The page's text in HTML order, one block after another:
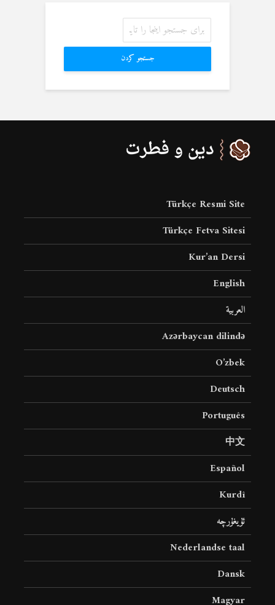
جستجو کردن
Türkçe Resmi Site
Türkçe Fetva Sitesi
Kur’an Dersi
English
العربية
Azərbaycan dilində
O’zbek
Deutsch
Português
中文
Español
Kurdî
ئۇيغۇرچە
Nederlandse taal
Dansk
Magyar